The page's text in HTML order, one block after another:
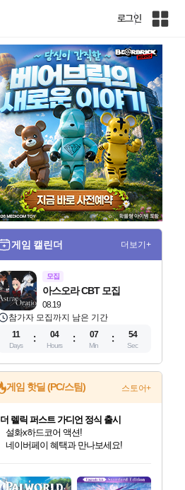
로그인
인
사
이
트
맵
게임 캘린더 더보기+
모집
08.19
아스오라 CBT 모집
참가자 모집까지 남은 기간
11
Days
04
Hours
07
Min
53
Sec
게임 핫딜 (PC/스팀) 스토어+
최대 90% 할인가를 만나보세요!
네이버혜택과 함께 만나보세요!
50%할인&추가 적립까지!
네이버 포인트 혜택까지!
이니&베니 혜택까지!
네이버 혜택가와 함께 예약하세요!
할인&네이버혜택으로 만나보세요!
더 렐릭 퍼스트 가디언 정식 출시
설화x하드코어 액션!
네이버페이 혜택과 만나보세요!
40주년 프로모션으로 만나보세요!
할인가에 만나보세요!
일부 에디션 상시 할인!
혜택으로 예약 판매 중
편안하게 충전하세요